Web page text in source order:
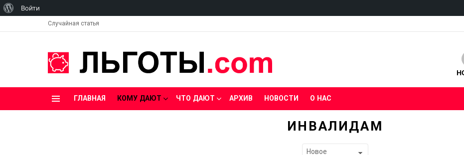
Случайная статья
ГЛАВНАЯ КОМУ ДАЮТ ЧТО ДАЮТ АРХИВ НОВОСТИ О НАС
ИНВАЛИДАМ
Войти